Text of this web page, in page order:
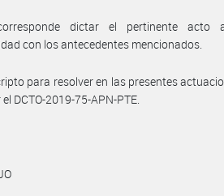
dictar el pertinente acto
con los antecedentes mencionados.
para resolver en las presentes
DCTO-2019-75-APN-PTE.